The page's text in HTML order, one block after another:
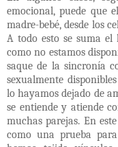
emocional, puede que
madre-bebé, desde los
A todo esto se suma
como no estamos
saque de la sincronía
sexualmente
lo hayamos dejado de
se entiende y atiende
muchas parejas. En
como una prueba